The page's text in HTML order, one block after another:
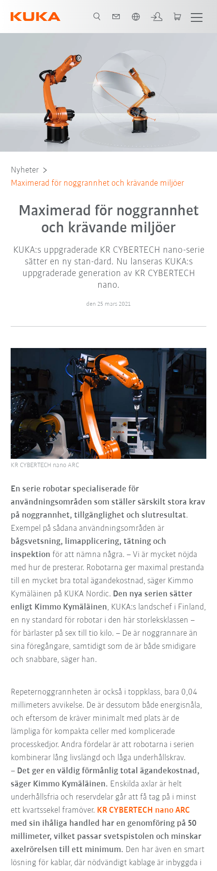
Nyheter
Maximerad för noggrannhet och krävande miljöer
Maximerad för noggrannhet
och krävande miljöer
KUKA:s uppgraderade KR CYBERTECH nano-serie
sätter en ny stan-dard. Nu lanseras KUKA:s
uppgraderade generation av KR CYBERTECH
nano.
den 25 mars 2021
En serie robotar specialiserade för
användningsområden som ställer särskilt stora krav
på noggrannhet, tillgänglighet och slutresultat.
Exempel på sådana användningsområden är
bågsvetsning, limapplicering, tätning och
inspektion för att nämna några. – Vi är mycket nöjda
med hur de presterar. Robotarna ger maximal prestanda
till en mycket bra total ägandekostnad, säger Kimmo
Kymäläinen på KUKA Nordic. Den nya serien sätter
enligt Kimmo Kymäläinen, KUKA:s landschef i Finland,
en ny standard för robotar i den här storleksklassen –
för bärlaster på sex till tio kilo. – De är noggrannare än
sina föregångare, samtidigt som de är både smidigare
och snabbare, säger han.
KR CYBERTECH nano ARC
Repeternoggrannheten är också i toppklass, bara 0,04
millimeters avvikelse. De är dessutom både energisnåla,
och eftersom de kräver minimalt med plats är de
lämpliga för kompakta celler med komplicerade
processkedjor. Andra fördelar är att robotarna i serien
kombinerar lång livslängd och låga underhållskrav.
– Det ger en väldig förmånlig total ägandekostnad,
säger Kimmo Kymäläinen. Enskilda axlar är helt
underhållsfria och reservdelar går att få tag på i minst
ett kvartssekel framöver. KR CYBERTECH nano ARC
med sin ihåliga handled har en genomföring på 50
millimeter, vilket passar svetspistolen och minskar
axelrörelsen till ett minimum. Den har även en smart
lösning för kablar, där nödvändigt kablage är inbyggda i